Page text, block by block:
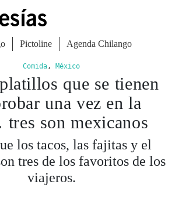
Pictoline Agenda Chilango
Comida, México
que se tienen
una vez en la
son mexicanos
los tacos, las fajitas y el
tres de los favoritos de los
viajeros.